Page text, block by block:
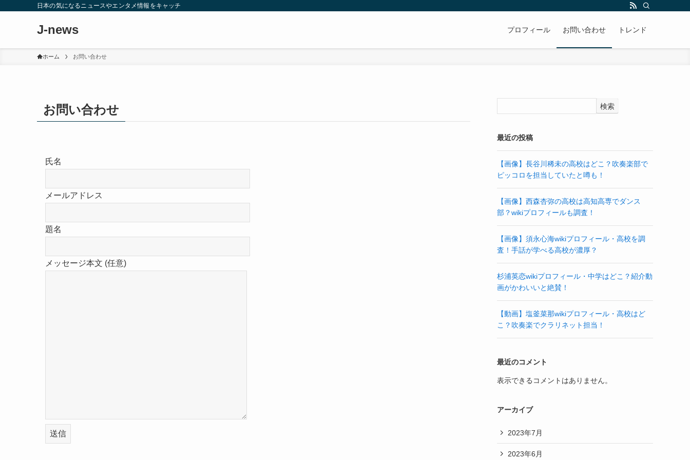
日本の気になるニュースやエンタメ情報をキャッチ
J-news プロフィール お問い合わせ トレンド
ホーム お問い合わせ
お問い合わせ
氏名
メールアドレス
題名
メッセージ本文 (任意)
検索
最近の投稿
【画像】長谷川稀未の高校はどこ？吹奏楽部で
ピッコロを担当していたと噂も！
【画像】西森杏弥の高校は高知高専でダンス
部？wikiプロフィールも調査！
【画像】須永心海wikiプロフィール・高校を調
査！手話が学べる高校が濃厚？
杉浦英恋wikiプロフィール・中学はどこ？紹介動
画がかわいいと絶賛！
【動画】塩釜菜那wikiプロフィール・高校はど
こ？吹奏楽でクラリネット担当！
最近のコメント
表示できるコメントはありません。
アーカイブ
2023年7月
2023年6月